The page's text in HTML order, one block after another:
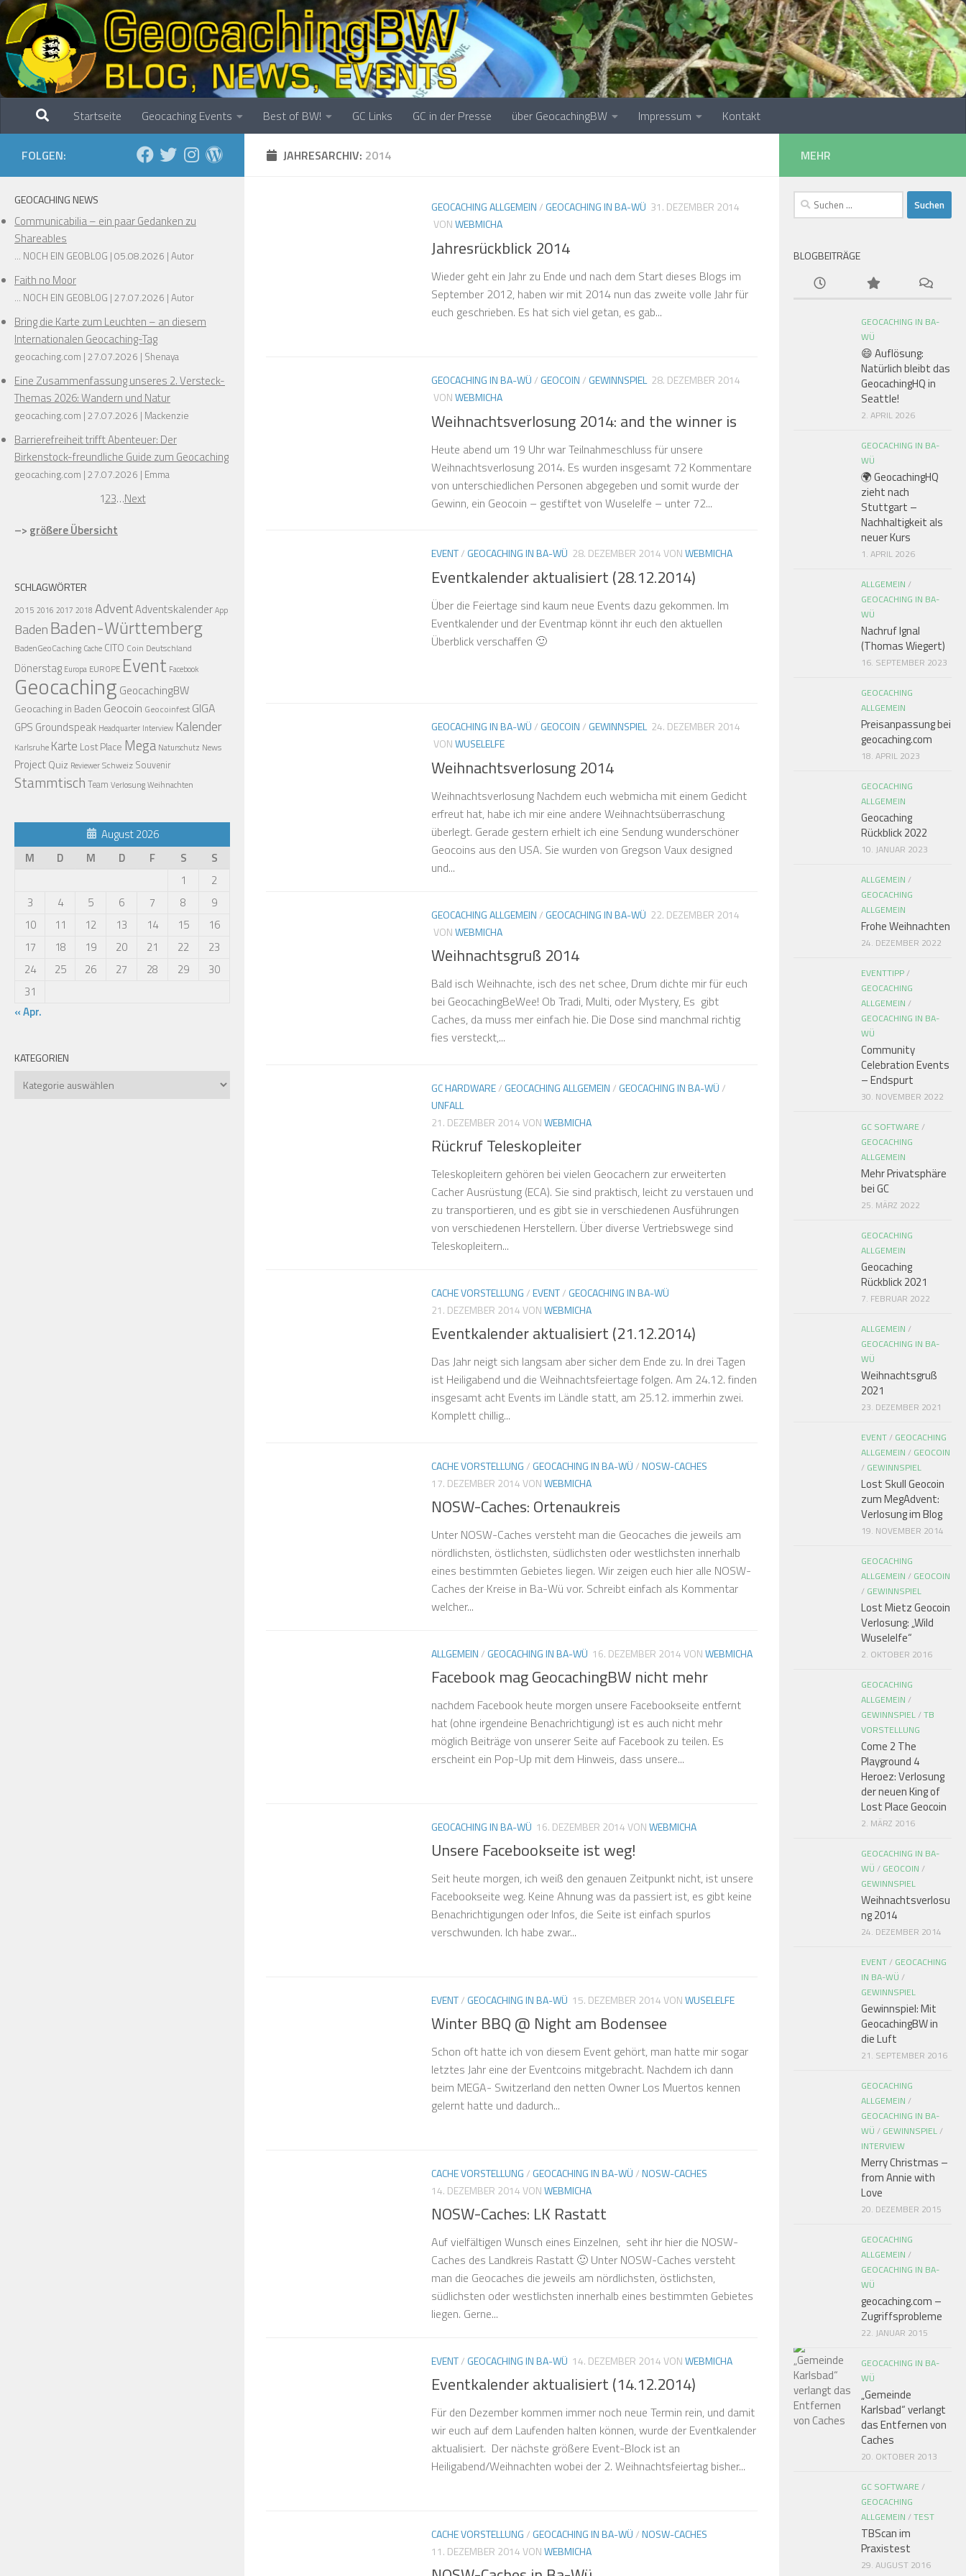
Zum Inhalt springen
Startseite Geocaching Events Best of BW! GC Links GC in der Presse über GeocachingBW Impressum Kontakt
JAHRESARCHIV: 2014
GEOCACHING ALLGEMEIN/ GEOCACHING IN BA-WÜ 31. DEZEMBER 2014
VONWEBMICHA
Jahresrückblick 2014
Wieder geht ein Jahr zu Ende und nach dem Start dieses Blogs im
September 2012, haben wir mit 2014 nun das zweite volle Jahr für
euch geschrieben. Es hat sich viel getan, es gab...
GEOCACHING IN BA-WÜ/ GEOCOIN/ GEWINNSPIEL 28. DEZEMBER 2014
VONWEBMICHA
Weihnachtsverlosung 2014: and the winner is
Heute abend um 19 Uhr war Teilnahmeschluss für unsere
Weihnachtsverlosung 2014. Es wurden insgesamt 72 Kommentare
von unterschiedlichen Personen abgegeben und somit wurde der
Gewinn, ein Geocoin – gestiftet von Wuselelfe – unter 72...
EVENT/ GEOCACHING IN BA-WÜ 28. DEZEMBER 2014VONWEBMICHA
Eventkalender aktualisiert (28.12.2014)
Über die Feiertage sind kaum neue Events dazu gekommen. Im
Eventkalender und der Eventmap könnt ihr euch den aktuellen
Überblick verschaffen 🙂
GEOCACHING IN BA-WÜ/ GEOCOIN/ GEWINNSPIEL 24. DEZEMBER 2014
VONWUSELELFE
Weihnachtsverlosung 2014
Weihnachtsverlosung Nachdem euch webmicha mit einem Gedicht
erfreut hat, habe ich mir eine andere Weihnachtsüberraschung
überlegt. Gerade gestern erhielt ich eine Sendung wunderschöner
Geocoins aus den USA. Sie wurden von Gregson Vaux designed
und...
GEOCACHING ALLGEMEIN/ GEOCACHING IN BA-WÜ 22. DEZEMBER 2014
VONWEBMICHA
Weihnachtsgruß 2014
Bald isch Weihnachte, isch des net schee, Drum dichte mir für euch
bei GeocachingBeWee! Ob Tradi, Multi, oder Mystery, Es gibt
Caches, da muss mer einfach hie. Die Dose sind manchmal richtig
fies versteckt,...
GC HARDWARE/ GEOCACHING ALLGEMEIN/ GEOCACHING IN BA-WÜ/
UNFALL
21. DEZEMBER 2014VONWEBMICHA
Rückruf Teleskopleiter
Teleskopleitern gehören bei vielen Geocachern zur erweiterten
Cacher Ausrüstung (ECA). Sie sind praktisch, leicht zu verstauen und
zu transportieren, und es gibt sie in verschiedenen Ausführungen
von verschiedenen Herstellern. Über diverse Vertriebswege sind
Teleskopleitern...
CACHE VORSTELLUNG/EVENT/ GEOCACHING IN BA-WÜ
21. DEZEMBER 2014VONWEBMICHA
Eventkalender aktualisiert (21.12.2014)
Das Jahr neigt sich langsam aber sicher dem Ende zu. In drei Tagen
ist Heiligabend und die Weihnachtsfeiertage folgen. Am 24.12. finden
insgesamt acht Events im Ländle statt, am 25.12. immerhin zwei.
Komplett chillig...
CACHE VORSTELLUNG/ GEOCACHING IN BA-WÜ/NOSW-CACHES
17. DEZEMBER 2014VONWEBMICHA
NOSW-Caches: Ortenaukreis
Unter NOSW-Caches versteht man die Geocaches die jeweils am
nördlichsten, östlichsten, südlichsten oder westlichsten innerhalb
eines bestimmten Gebietes liegen. Wir zeigen euch hier alle NOSW-
Caches der Kreise in Ba-Wü vor. Schreibt einfach als Kommentar
welcher...
ALLGEMEIN/ GEOCACHING IN BA-WÜ 16. DEZEMBER 2014VONWEBMICHA
Facebook mag GeocachingBW nicht mehr
nachdem Facebook heute morgen unsere Facebookseite entfernt
hat (ohne irgendeine Benachrichtigung) ist es auch nicht mehr
möglich Beiträge von unserer Seite auf Facebook zu teilen. Es
erscheint ein Pop-Up mit dem Hinweis, dass unsere...
GEOCACHING IN BA-WÜ 16. DEZEMBER 2014VONWEBMICHA
Unsere Facebookseite ist weg!
Seit heute morgen, ich weiß den genauen Zeitpunkt nicht, ist unsere
Facebookseite weg. Keine Ahnung was da passiert ist, es gibt keine
Benachrichtigungen oder Infos, die Seite ist einfach spurlos
verschwunden. Ich habe zwar...
EVENT/ GEOCACHING IN BA-WÜ 15. DEZEMBER 2014VONWUSELELFE
Winter BBQ @ Night am Bodensee
Schon oft hatte ich von diesem Event gehört, man hatte mir sogar
letztes Jahr eine der Eventcoins mitgebracht. Nachdem ich dann
beim MEGA- Switzerland den netten Owner Los Muertos kennen
gelernt hatte und dadurch...
CACHE VORSTELLUNG/ GEOCACHING IN BA-WÜ/NOSW-CACHES
14. DEZEMBER 2014VONWEBMICHA
NOSW-Caches: LK Rastatt
Auf vielfältigen Wunsch eines Einzelnen, seht ihr hier die NOSW-
Caches des Landkreis Rastatt 🙂 Unter NOSW-Caches versteht
man die Geocaches die jeweils am nördlichsten, östlichsten,
südlichsten oder westlichsten innerhalb eines bestimmten Gebietes
liegen. Gerne...
EVENT/ GEOCACHING IN BA-WÜ 14. DEZEMBER 2014VONWEBMICHA
Eventkalender aktualisiert (14.12.2014)
Für den Dezember kommen immer noch neue Termin rein, und damit
wir euch auf dem Laufenden halten können, wurde der Eventkalender
aktualisiert. Der nächste größere Event-Block ist an
Heiligabend/Weihnachten wobei der 2. Weihnachtsfeiertag bisher...
CACHE VORSTELLUNG/ GEOCACHING IN BA-WÜ/NOSW-CACHES
11. DEZEMBER 2014VONWEBMICHA
FOLGEN:
GEOCACHING NEWS
Communicabilia – ein paar Gedanken zu
Shareables
... NOCH EIN GEOBLOG 05.08.2026 Autor
Faith no Moor
... NOCH EIN GEOBLOG 27.07.2026 Autor
Bring die Karte zum Leuchten – an diesem
Internationalen Geocaching-Tag
geocaching.com 27.07.2026 Shenaya
Eine Zusammenfassung unseres 2. Versteck-
Themas 2026: Wandern und Natur
geocaching.com 27.07.2026 Mackenzie
Barrierefreiheit trifft Abenteuer: Der
Birkenstock-freundliche Guide zum Geocaching
geocaching.com 27.07.2026 Emma
123…Next
–> größere Übersicht
SCHLAGWÖRTER
2015 2016 2017 2018 AdventAdventskalenderApp
BadenBaden-Württemberg
BadenGeoCaching Cache CITO Coin Deutschland
Dönerstag Europa EUROPE Event Facebook
Geocaching GeocachingBW
Geocaching in Baden Geocoin Geocoinfest GIGA
GPS Groundspeak Headquarter Interview Kalender
Karlsruhe Karte Lost Place Mega Naturschutz News
ProjectQuiz ReviewerSchweiz Souvenir
Stammtisch Team VerlosungWeihnachten
August 2026
M
D M D F S
S
1
2
3
4 5 6 7 8
9
10
11 12 13 14 15
16
17
18 19 20 21 22
23
24
25 26 27 28 29
30
31
« Apr.
KATEGORIEN
Kategorien
MEHR
Suchen
nach:
BLOGBEITRÄGE
GEOCACHING IN BA-
WÜ
😄 Auflösung:
Natürlich bleibt das
GeocachingHQ in
Seattle!
2. APRIL 2026
GEOCACHING IN BA-
WÜ
🌍 GeocachingHQ
zieht nach
Stuttgart –
Nachhaltigkeit als
neuer Kurs
1. APRIL 2026
ALLGEMEIN /
GEOCACHING IN BA-
WÜ
Nachruf Ignal
(Thomas Wiegert)
16. SEPTEMBER 2023
GEOCACHING
ALLGEMEIN
Preisanpassung bei
geocaching.com
18. APRIL 2023
GEOCACHING
ALLGEMEIN
Geocaching
Rückblick 2022
10. JANUAR 2023
ALLGEMEIN /
GEOCACHING
ALLGEMEIN
Frohe Weihnachten
24. DEZEMBER 2022
EVENTTIPP/
GEOCACHING
ALLGEMEIN /
GEOCACHING IN BA-
WÜ
Community
Celebration Events
– Endspurt
30. NOVEMBER 2022
GC SOFTWARE /
GEOCACHING
ALLGEMEIN
Mehr Privatsphäre
bei GC
25. MÄRZ 2022
GEOCACHING
ALLGEMEIN
Geocaching
Rückblick 2021
7. FEBRUAR 2022
ALLGEMEIN /
GEOCACHING IN BA-
WÜ
Weihnachtsgruß
2021
23. DEZEMBER 2021
EVENT/ GEOCACHING
ALLGEMEIN / GEOCOIN
/ GEWINNSPIEL
Lost Skull Geocoin
zum MegAdvent:
Verlosung im Blog
19. NOVEMBER 2014
GEOCACHING
ALLGEMEIN / GEOCOIN
/ GEWINNSPIEL
Lost Mietz Geocoin
Verlosung: „Wild
Wuselelfe“
2. OKTOBER 2016
GEOCACHING
ALLGEMEIN /
GEWINNSPIEL/TB
VORSTELLUNG
Come 2 The
Playground 4
Heroez: Verlosung
der neuen King of
Lost Place Geocoin
2. MÄRZ 2016
GEOCACHING IN BA-
WÜ / GEOCOIN /
GEWINNSPIEL
Weihnachtsverlosu
ng 2014
24. DEZEMBER 2014
EVENT/ GEOCACHING
IN BA-WÜ /
GEWINNSPIEL
Gewinnspiel: Mit
GeocachingBW in
die Luft
21. SEPTEMBER 2016
GEOCACHING
ALLGEMEIN /
GEOCACHING IN BA-
WÜ / GEWINNSPIEL/
INTERVIEW
Merry Christmas –
from Annie with
Love
20. DEZEMBER 2015
GEOCACHING
ALLGEMEIN /
GEOCACHING IN BA-
WÜ
geocaching.com –
Zugriffsprobleme
22. JANUAR 2015
GEOCACHING IN BA-
WÜ
„Gemeinde
Karlsbad“ verlangt
das Entfernen von
Caches
20. OKTOBER 2013
GC SOFTWARE /
GEOCACHING
ALLGEMEIN /TEST
TBScan im
Praxistest
29. AUGUST 2016